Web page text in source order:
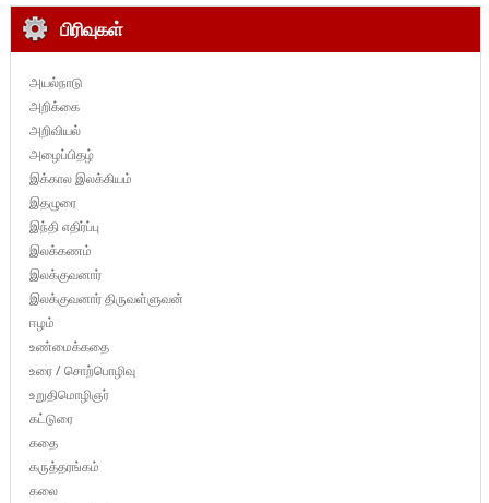
பிரிவுகள்
அயல்நாடு
அறிக்கை
அறிவியல்
அழைப்பிதழ்
இக்கால இலக்கியம்
இதழுரை
இந்தி எதிர்ப்பு
இலக்கணம்
இலக்குவனார்
இலக்குவனார் திருவள்ளுவன்
ஈழம்
உண்மைக்கதை
உரை / சொற்பொழிவு
உறுதிமொழிஞர்
கட்டுரை
கதை
கருத்தரங்கம்
கலை